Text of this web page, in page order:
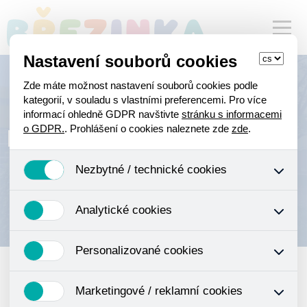
Mapa stránek
Nastavení souborů cookies
Zde máte možnost nastavení souborů cookies podle
kategorií, v souladu s vlastními preferencemi. Pro více
informací ohledně GDPR navštivte stránku s informacemi
o GDPR.. Prohlášení o cookies naleznete zde zde.
Nezbytné / technické cookies
správnému chování našich webových stránek a všech
nákupním košíku, ovládání filtrů a také nastavení
souhlasu s uživáním cookies. Pro tyto cookies není
Analytické cookies
Google Inc., která následně tato data anonymizuje. Po
anonymizované cookies nelze přiřadit konkrétnímu
uživateli. Proto nedokážeme zjistit navštívené odkazy,
Personalizované cookies
našeho webu vašim potřebám a zájmům, což zajišťuje
Marketingové / reklamní cookies